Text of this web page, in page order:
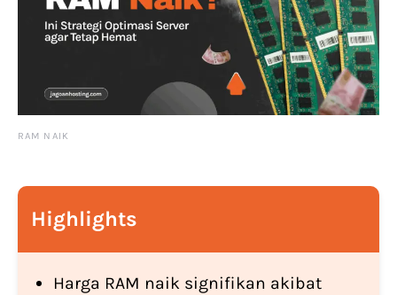
RAM NAIK
Highlights
Harga RAM naik signifikan akibat